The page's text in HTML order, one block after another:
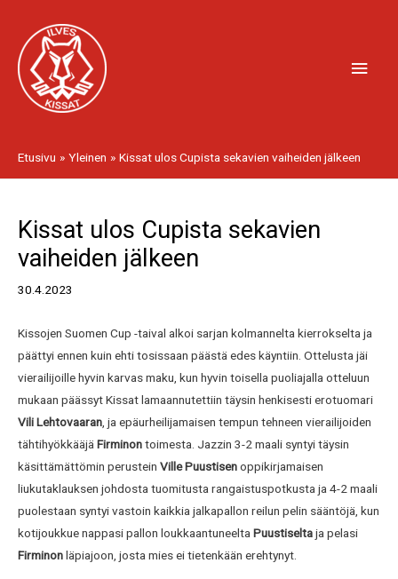
sisältöön
Etusivu Yleinen Kissat ulos Cupista sekavien vaiheiden jälkeen
Kissat ulos Cupista sekavien
vaiheiden jälkeen
30.4.2023
Kissojen Suomen Cup -taival alkoi sarjan kolmannelta kierrokselta ja
päättyi ennen kuin ehti tosissaan päästä edes käyntiin. Ottelusta jäi
vierailijoille hyvin karvas maku, kun hyvin toisella puoliajalla otteluun
mukaan päässyt Kissat lamaannutettiin täysin henkisesti erotuomari
Vili Lehtovaaran, ja epäurheilijamaisen tempun tehneen vierailijoiden
tähtihyökkääjäFirminontoimesta. Jazzin 3-2 maali syntyi täysin
käsittämättömin perustein Ville Puustisenoppikirjamaisen
liukutaklauksen johdosta tuomitusta rangaistuspotkusta ja 4-2 maali
puolestaan syntyi vastoin kaikkia jalkapallon reilun pelin sääntöjä, kun
kotijoukkue nappasi pallon loukkaantuneeltaPuustiseltaja pelasi
Firminonläpiajoon, josta mies ei tietenkään erehtynyt.
selaus